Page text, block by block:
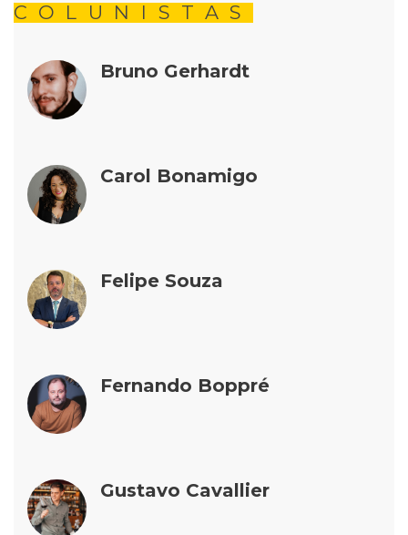
COLUNISTAS
Bruno Gerhardt
Carol Bonamigo
Felipe Souza
Fernando Boppré
Gustavo Cavallier